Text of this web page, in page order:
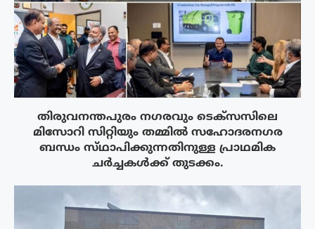
തിരുവനന്തപുരം നഗരവും ടെക്‌സസിലെ
മിസോറി സിറ്റിയും തമ്മിൽ സഹോദരനഗര
ബന്ധം സ്‌ഥാപിക്കുന്നതിനുള്ള പ്രാഥമിക
ചർച്ചകൾക്ക് തുടക്കം.